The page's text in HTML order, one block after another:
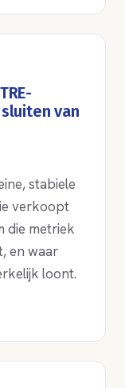
van
stabiele
verkoopt
die metriek
en waar
loont.